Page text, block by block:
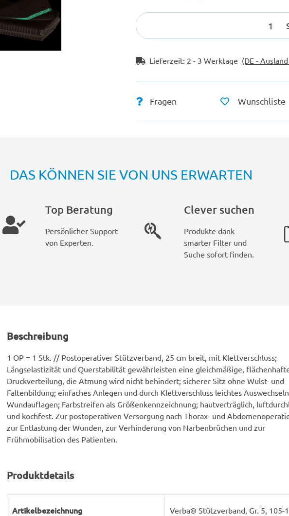
Lieferzeit: 2 - 3 Werktage (DE -
Fragen Wunschliste
DAS KÖNNEN SIE VON UNS ERWARTEN
Top Beratung
Persönlicher Support
von Experten.
Clever suchen
Produkte dank
smarter Filter und
Suche sofort finden.
Beschreibung
1 OP = 1 Stk. // Postoperativer Stützverband, 25 cm breit, mit Klettverschluss;
Längselastizität und Querstabilität gewährleisten eine gleichmäßige,
Druckverteilung, die Atmung wird nicht behindert; sicherer Sitz ohne Wulst- und
Faltenbildung; einfaches Anlegen und durch Klettverschluss leichtes
Wundauflagen; Farbstreifen als Größenkennzeichnung; hautverträglich,
und kochfest. Zur postoperativen Versorgung nach Thorax- und
zur Entlastung der Wunden, zur Verhinderung von Narbenbrüchen und zur
Frühmobilisation des Patienten.
Produktdetails
Artikelbezeichnung Verba® Stützverband, Gr. 5, 105-